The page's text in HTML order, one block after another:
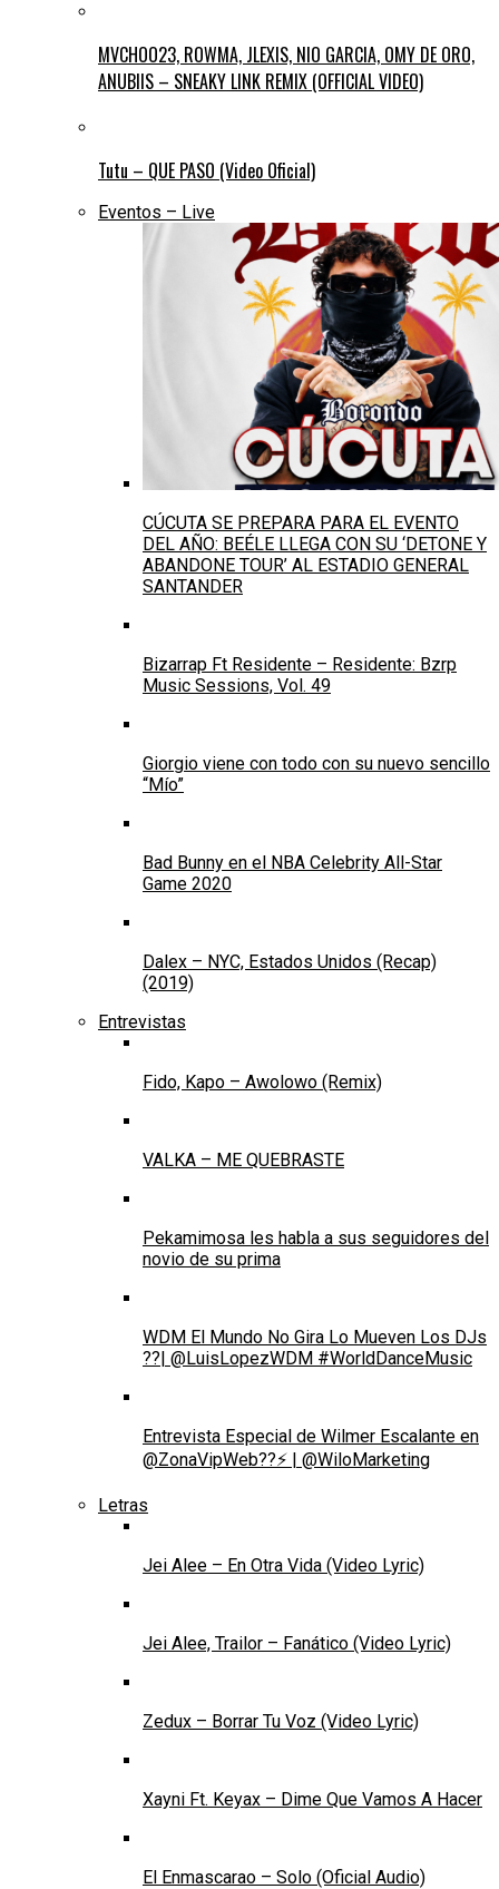
MVCHOO23, ROWMA, JLEXIS, NIO GARCIA, OMY DE ORO,
ANUBIIS – SNEAKY LINK REMIX (OFFICIAL VIDEO)
Tutu – QUE PASO (Video Oficial)
Eventos – Live
CÚCUTA SE PREPARA PARA EL EVENTO
DEL AÑO: BEÉLE LLEGA CON SU ‘DETONE Y
ABANDONE TOUR’ AL ESTADIO GENERAL
SANTANDER
Bizarrap Ft Residente – Residente: Bzrp
Music Sessions, Vol. 49
Giorgio viene con todo con su nuevo sencillo
“Mío”
Bad Bunny en el NBA Celebrity All-Star
Game 2020
Dalex – NYC, Estados Unidos (Recap)
(2019)
Entrevistas
Fido, Kapo – Awolowo (Remix)
VALKA – ME QUEBRASTE
Pekamimosa les habla a sus seguidores del
novio de su prima
WDM El Mundo No Gira Lo Mueven Los DJs
??| @LuisLopezWDM #WorldDanceMusic
Entrevista Especial de Wilmer Escalante en
@ZonaVipWeb??⚡ | @WiloMarketing
Letras
Jei Alee – En Otra Vida (Video Lyric)
Jei Alee, Trailor – Fanático (Video Lyric)
Zedux – Borrar Tu Voz (Video Lyric)
Xayni Ft. Keyax – Dime Que Vamos A Hacer
El Enmascarao – Solo (Oficial Audio)